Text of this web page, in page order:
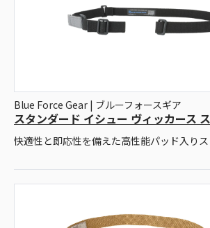
Blue Force Gear | ブルーフォースギア
スタンダード イシュー ヴィッカース
快適性と即応性を備えた高性能パッド入り